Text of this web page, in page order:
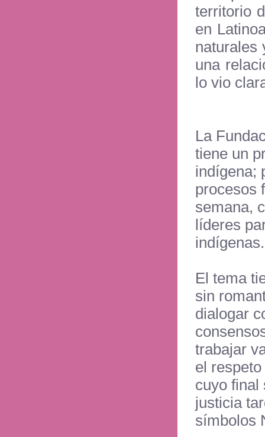
territorio
en
naturales
una
lo vio
La
tiene un
indígena;
procesos
semana,
líderes
indígenas.
El tema
sin
dialogar
trabajar
el
cuyo final
justicia
símbolos